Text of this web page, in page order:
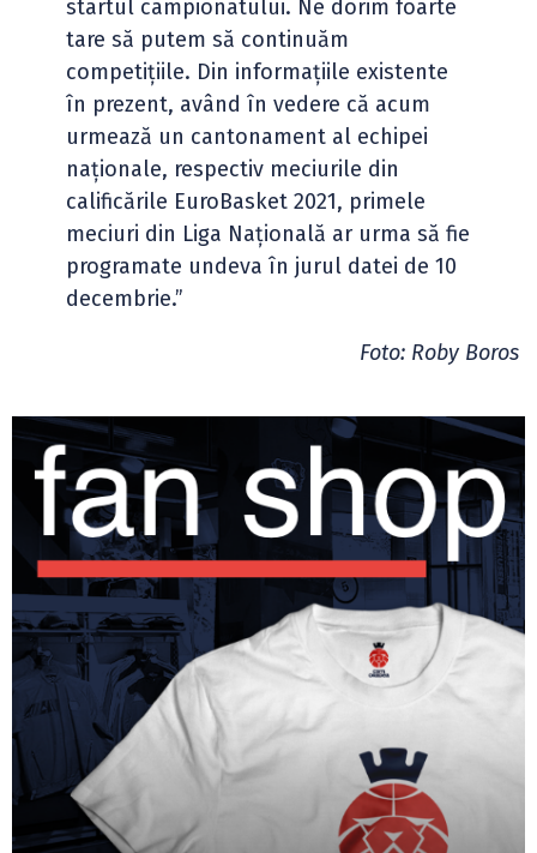
startul campionatului. Ne dorim foarte
tare să putem să continuăm
competițiile. Din informațiile existente
în prezent, având în vedere că acum
urmează un cantonament al echipei
naționale, respectiv meciurile din
calificările EuroBasket 2021, primele
meciuri din Liga Națională ar urma să fie
programate undeva în jurul datei de 10
decembrie.”
Foto: Roby Boros